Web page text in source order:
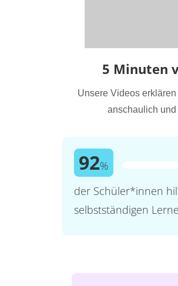
5 Minuten
Unsere Videos
anschaulich
92%
der Schüler*innen
selbstständigen